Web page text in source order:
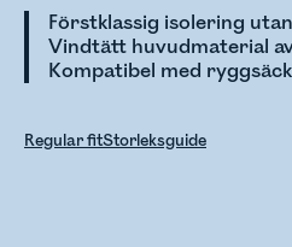
Förstklassig isolering
Vindtätt huvudmaterial
Kompatibel med
Regular fitStorleksguide